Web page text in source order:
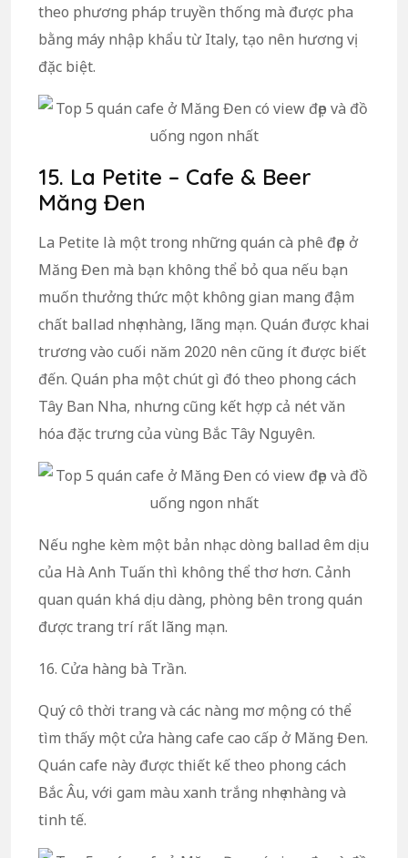
theo phương pháp truyền thống mà được pha
bằng máy nhập khẩu từ Italy, tạo nên hương vị
đặc biệt.
15. La Petite – Cafe & Beer
Măng Đen
La Petite là một trong những quán cà phê đẹp ở
Măng Đen mà bạn không thể bỏ qua nếu bạn
muốn thưởng thức một không gian mang đậm
chất ballad nhẹ nhàng, lãng mạn. Quán được khai
trương vào cuối năm 2020 nên cũng ít được biết
đến. Quán pha một chút gì đó theo phong cách
Tây Ban Nha, nhưng cũng kết hợp cả nét văn
hóa đặc trưng của vùng Bắc Tây Nguyên.
Nếu nghe kèm một bản nhạc dòng ballad êm dịu
của Hà Anh Tuấn thì không thể thơ hơn. Cảnh
quan quán khá dịu dàng, phòng bên trong quán
được trang trí rất lãng mạn.
16. Cửa hàng bà Trần.
Quý cô thời trang và các nàng mơ mộng có thể
tìm thấy một cửa hàng cafe cao cấp ở Măng Đen.
Quán cafe này được thiết kế theo phong cách
Bắc Âu, với gam màu xanh trắng nhẹ nhàng và
tinh tế.